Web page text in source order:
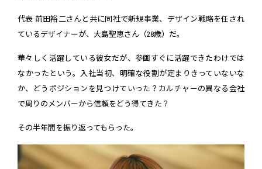
代表 前田裕二さんと共に同社で新規事業、デザイン戦略を任され
ているデザイナーが、大島聖恵さん（28歳）だ。
華々しく活躍している彼女だが、参画すぐに活躍できたわけでは
なかったという。入社当初、明確な役割が定まりきっていないな
か、どうポジションを見つけていった？カルチャーの異なる会社
で周りのメンバーから信頼をどう得てきた？
その半年間を振り返ってもらった。